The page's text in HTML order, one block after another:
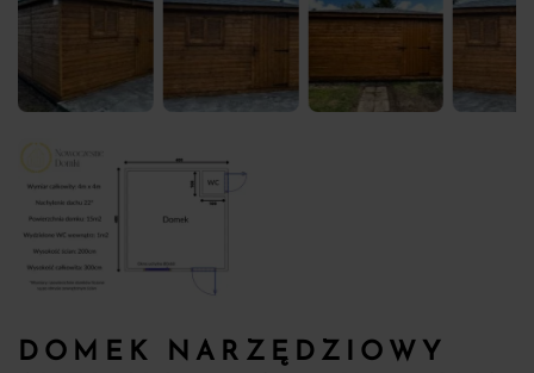
DOMEK NARZĘDZIOWY